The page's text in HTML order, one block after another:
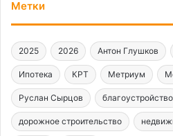
Метки
2025 2026 Антон Глушков
Ипотека КРТ Метриум
Руслан Сырцов благоустройство
дорожное строительство